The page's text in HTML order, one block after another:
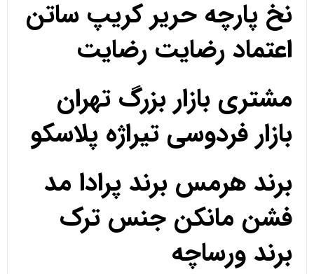
نخ پارچه حریر کریپ ساتن
اعتماد رضایت رضایت
مشتری بازار بزرگ تهران
بازار فردوسی تیراژه پلاسکو
برند هرمس برند پرادا مد
فشن مانکن جنس ترک
برند ورساچه